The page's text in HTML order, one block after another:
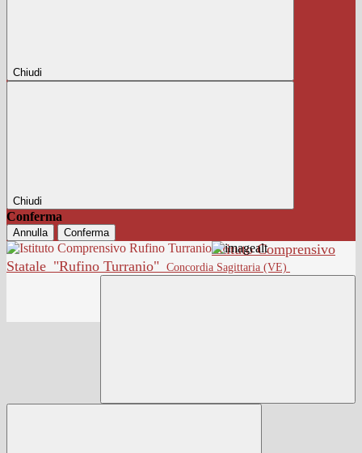
Chiudi
Chiudi
Conferma
Annulla Conferma
Istituto Comprensivo
Statale "Rufino Turranio" Concordia Sagittaria (VE)